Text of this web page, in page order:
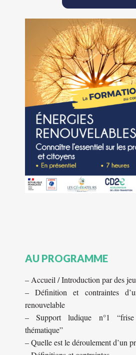
AU PROGRAMME
– Accueil / Introduction par des
– Définition et contraintes
renouvelable
– Support ludique n°1
thématique”
– Quelle est le déroulement d’un